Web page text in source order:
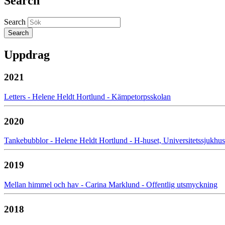
Search
Uppdrag
2021
Letters - Helene Heldt Hortlund - Kämpetorpsskolan
2020
Tankebubblor - Helene Heldt Hortlund - H-huset,
2019
Mellan himmel och hav - Carina Marklund - Offentlig utsmyckning
2018